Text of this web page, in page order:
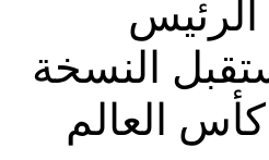
الرئيس
النسخة
كأس العالم